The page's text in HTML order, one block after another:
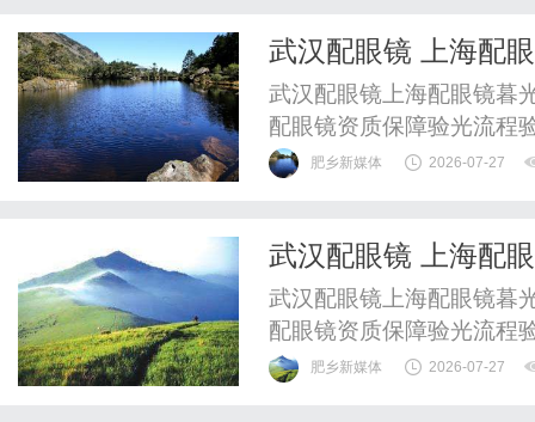
武汉配眼镜 上海配
武汉配眼镜上海配眼镜暮
配眼镜资质保障验光流程
惠，兼顾高专业度与高性
肥乡新媒体 2026-07-27
武汉配眼镜 上海配
武汉配眼镜上海配眼镜暮
配眼镜资质保障验光流程
肥乡新媒体 2026-07-27